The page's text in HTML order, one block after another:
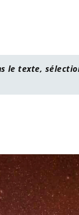
le texte,